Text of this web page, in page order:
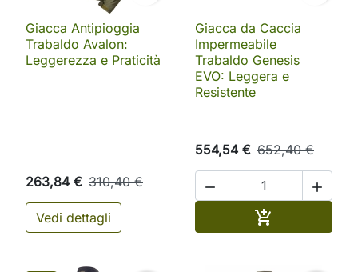
Giacca Antipioggia
Trabaldo Avalon:
Leggerezza e Praticità
263,84 € 310,40 €
Vedi dettagli
Giacca da Caccia
Impermeabile
Trabaldo Genesis
EVO: Leggera e
Resistente
554,54 € 652,40 €
 
